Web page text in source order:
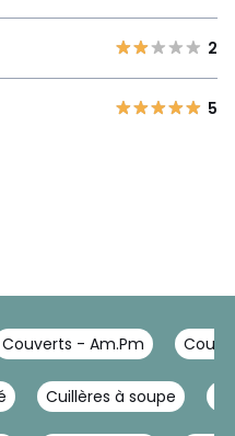
2
5
Couverts - Am.Pm
Cuillères à soupe